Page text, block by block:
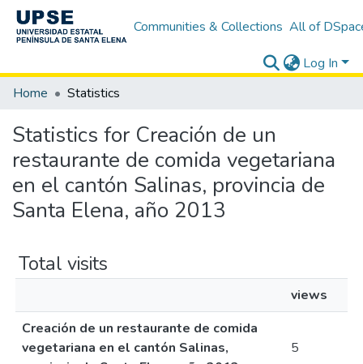
Communities & Collections All of
Log In
Home
Statistics
Statistics for Creación de un
restaurante de comida vegetariana
en el cantón Salinas, provincia de
Santa Elena, año 2013
Total visits
views
Creación de un restaurante de comida
vegetariana en el cantón Salinas,
5